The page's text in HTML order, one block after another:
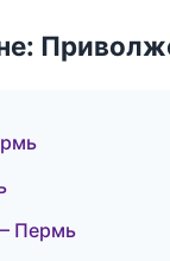
Пермь